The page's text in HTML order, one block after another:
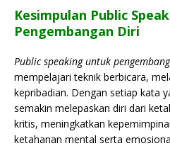
Kesimpulan Public
Pengembangan Diri
Public speaking untuk
mempelajari teknik berbicara,
kepribadian. Dengan setiap kata
semakin melepaskan diri dari
kritis, meningkatkan
ketahanan mental serta